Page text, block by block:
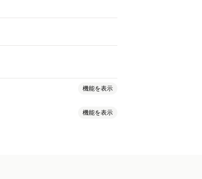
機能を表示
機能を表示